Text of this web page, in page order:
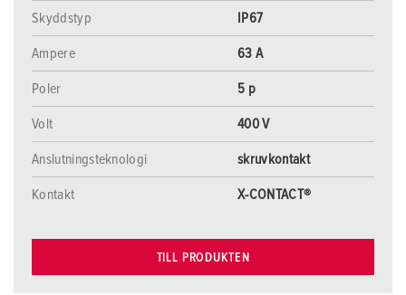
Skyddstyp
IP67
Ampere 63 A
Poler 5 p
Volt 400 V
Anslutningsteknologi skruvkontakt
Kontakt X-CONTACT®
TILL PRODUKTEN